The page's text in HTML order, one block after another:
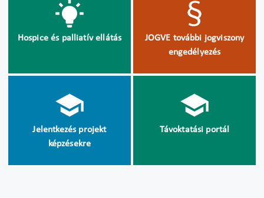
Hospice és palliatív ellátás
JOGVE további jogviszony
engedélyezés
Jelentkezés projekt
képzésekre
Távoktatási portál